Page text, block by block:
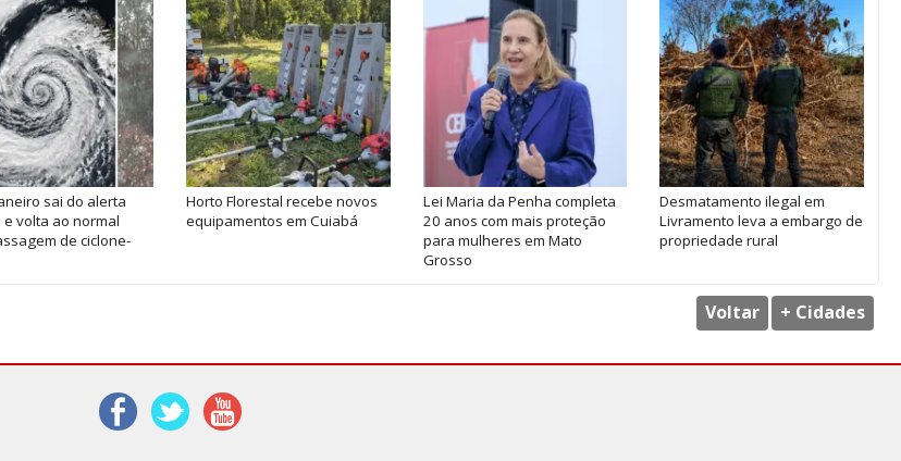
sai do alerta
e volta ao normal
de ciclone-
Horto Florestal recebe novos
equipamentos em Cuiabá
Lei Maria da Penha completa
20 anos com mais proteção
para mulheres em Mato
Grosso
Desmatamento ilegal em
Livramento leva a embargo de
propriedade rural
Voltar + Cidades